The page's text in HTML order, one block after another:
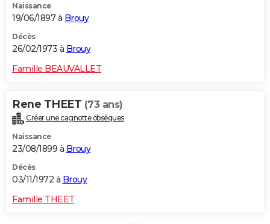
Naissance
19/06/1897 à Brouy
Décès
26/02/1973 à Brouy
Famille BEAUVALLET
Rene THEET (73 ans)
Créer une cagnotte obsèques
Naissance
23/08/1899 à Brouy
Décès
03/11/1972 à Brouy
Famille THEET